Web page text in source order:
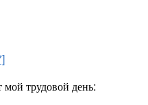
трудовой день: